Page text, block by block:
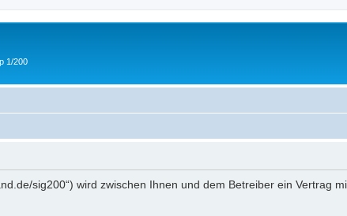
1/200
sig200“) wird zwischen Ihnen und dem Betreiber ein Vertrag